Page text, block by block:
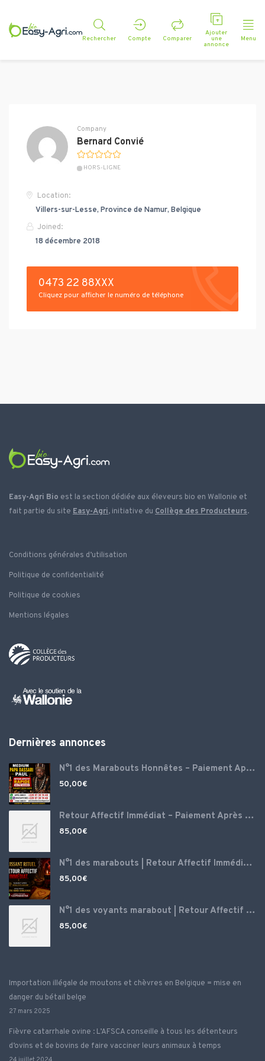
Rechercher Compte Comparer
Ajouter
une
annonce
Menu
Company
Bernard Convié
HORS-LIGNE
Location:
Villers-sur-Lesse, Province de Namur, Belgique
Joined:
18 décembre 2018
0473 22 88XXX
Cliquez pour afficher le numéro de téléphone
Easy-Agri Bio est la section dédiée aux éleveurs bio en Wallonie et
fait partie du site Easy-Agri, initiative du Collège des Producteurs.
Conditions générales d’utilisation
Politique de confidentialité
Politique de cookies
Mentions légales
Dernières annonces
N°1 des Marabouts Honnêtes – Paiement Après Réussite
50,00€
Retour Affectif Immédiat – Paiement Après Résultat – Voyance Puissante N°1 France, Envoutement amoureux puissant ‎ ‎
85,00€
N°1 des marabouts | Retour Affectif Immédiat – Paiement Après Résultat – Voyance Puissante N°1 France, Envoutement amoureux puissant
85,00€
N°1 des voyants marabout | Retour Affectif Immédiat – Paiement Après Résultat – Magie blanche d’amour, Spécialiste retour amour, grand marabout voyant médium ‎
85,00€
Importation illégale de moutons et chèvres en Belgique = mise en
danger du bétail belge
27 mars 2025
Fièvre catarrhale ovine : L’AFSCA conseille à tous les détenteurs
d’ovins et de bovins de faire vacciner leurs animaux à temps